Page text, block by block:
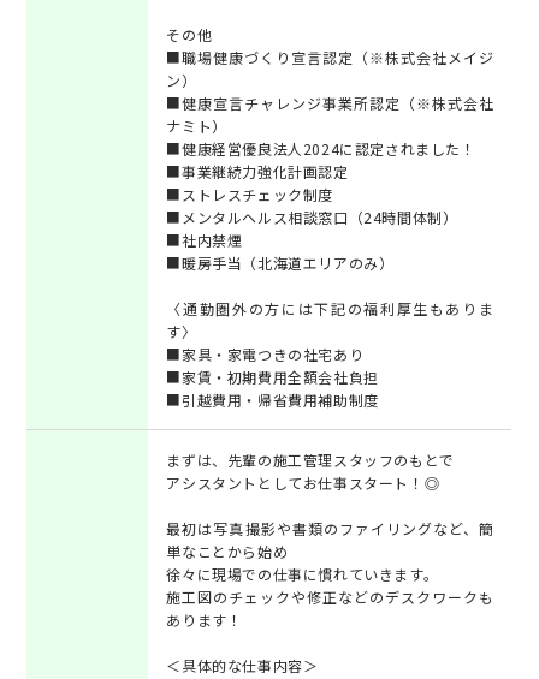
その他
■職場健康づくり宣言認定（※株式会社メイジ
ン）
■健康宣言チャレンジ事業所認定（※株式会社
ナミト）
■健康経営優良法人2024に認定されました！
■事業継続力強化計画認定
■ストレスチェック制度
■メンタルヘルス相談窓口（24時間体制）
■社内禁煙
■暖房手当（北海道エリアのみ）
〈通勤圏外の方には下記の福利厚生もありま
す〉
■家具・家電つきの社宅あり
■家賃・初期費用全額会社負担
■引越費用・帰省費用補助制度
まずは、先輩の施工管理スタッフのもとで
アシスタントとしてお仕事スタート！◎
最初は写真撮影や書類のファイリングなど、簡
単なことから始め
徐々に現場での仕事に慣れていきます。
施工図のチェックや修正などのデスクワークも
あります！
＜具体的な仕事内容＞